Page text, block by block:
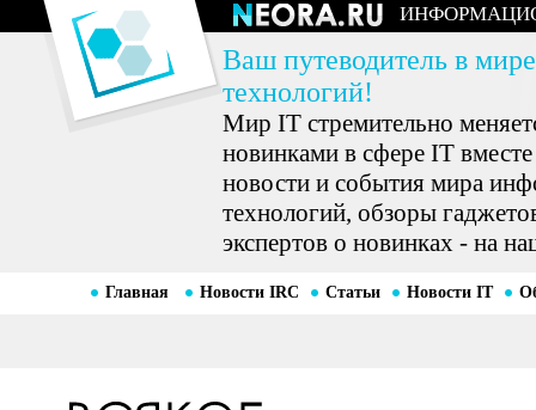
Ваш путеводитель в
технологий!
Мир IT стремительно
новинками в сфере IT
новости и события мира
технологий, обзоры
экспертов о новинках - на
Главная Новости IRC Статьи Новости IT